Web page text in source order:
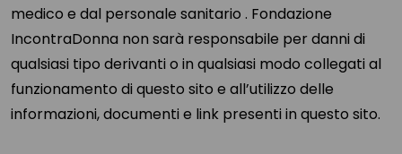
medico e dal personale sanitario . Fondazione
IncontraDonna non sarà responsabile per danni di
qualsiasi tipo derivanti o in qualsiasi modo collegati al
funzionamento di questo sito e all’utilizzo delle
informazioni, documenti e link presenti in questo sito.